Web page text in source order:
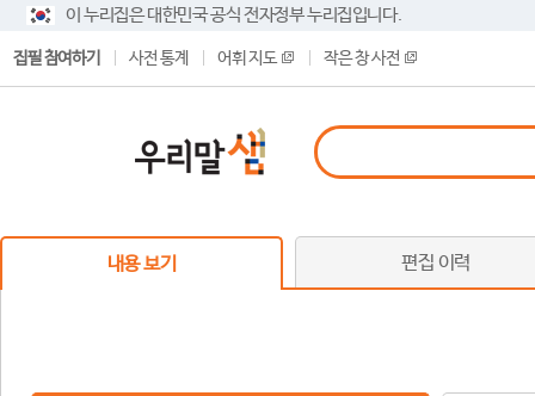
이 누리집은 대한민국 공식 전자정부 누리집입니다.
집필 참여하기 사전 통계 어휘 지도 작은 창 사전
내용 보기 편집 이력